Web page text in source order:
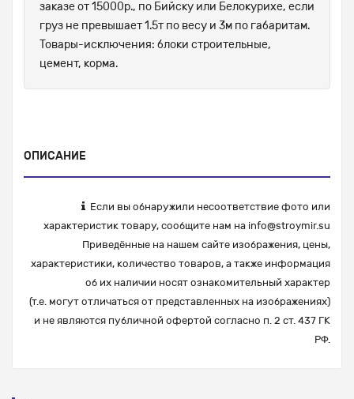
заказе от 15000р., по Бийску или Белокурихе, если
груз не превышает 1.5т по весу и 3м по габаритам.
Товары-исключения: блоки строительные,
цемент, корма.
ОПИСАНИЕ
Если вы обнаружили несоответствие фото или
характеристик товару, сообщите нам на info@stroymir.su
Приведённые на нашем сайте изображения, цены,
характеристики, количество товаров, а также информация
об их наличии носят ознакомительный характер
(т.е. могут отличаться от представленных на изображениях)
и не являются публичной офертой согласно п. 2 ст. 437 ГК
РФ.